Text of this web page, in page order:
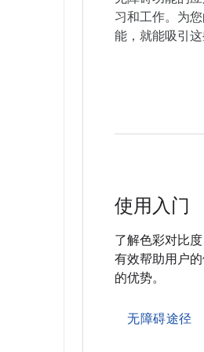
习和工作。为
能，就能吸引
使用入门
了解色彩对比
有效帮助用户
的优势。
无障碍途径